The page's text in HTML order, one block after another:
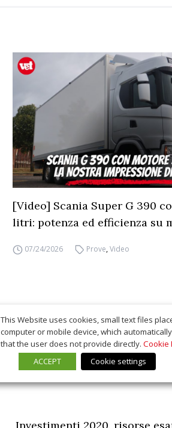
[Video] Scania Super G 390
litri: potenza ed efficienza su
07/24/2026 Prove,Video
This Website uses cookies, small text files
computer or mobile device, which
that the user does not provide directly. Cookie
ACCEPT
Cookie settings